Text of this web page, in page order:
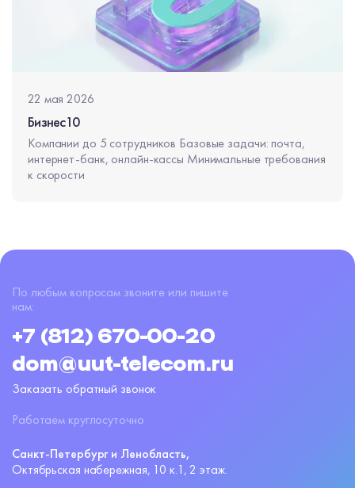
22 мая 2026
Бизнес10
Компании до 5 сотрудников Базовые задачи: почта,
интернет-банк, онлайн-кассы Минимальные требования
к скорости
По любым вопросам звоните или пишите
нам:
+7 (812) 670-00-20
dom@uut-telecom.ru
Заказать обратный звонок
Работаем круглосуточно
Санкт-Петербург и Ленобласть,
Октябрьская набережная, 10 к.1, 2 этаж.